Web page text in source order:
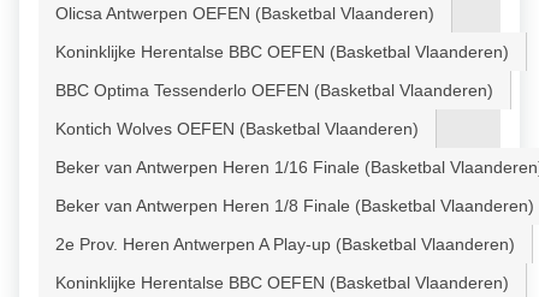
Olicsa Antwerpen OEFEN (Basketbal Vlaanderen)
Koninklijke Herentalse BBC OEFEN (Basketbal Vlaanderen)
BBC Optima Tessenderlo OEFEN (Basketbal Vlaanderen)
Kontich Wolves OEFEN (Basketbal Vlaanderen)
Beker van Antwerpen Heren 1/16 Finale (Basketbal
Beker van Antwerpen Heren 1/8 Finale (Basketbal Vlaanderen)
2e Prov. Heren Antwerpen A Play-up (Basketbal Vlaanderen)
Koninklijke Herentalse BBC OEFEN (Basketbal Vlaanderen)